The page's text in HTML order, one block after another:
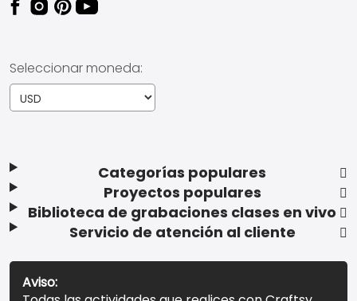
Categorías populares
Proyectos populares
Biblioteca de grabaciones clases en vivo
Servicio de atención al cliente
Seleccionar moneda:
Aviso: